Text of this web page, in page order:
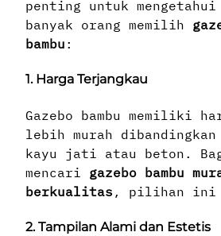
penting untuk mengetahui
banyak orang memilih
bambu :
1. Harga Terjangkau
Gazebo bambu memiliki
lebih murah
kayu jati atau beton.
mencari gazebo bambu
berkualitas , pilihan ini
2. Tampilan Alami dan Estetis